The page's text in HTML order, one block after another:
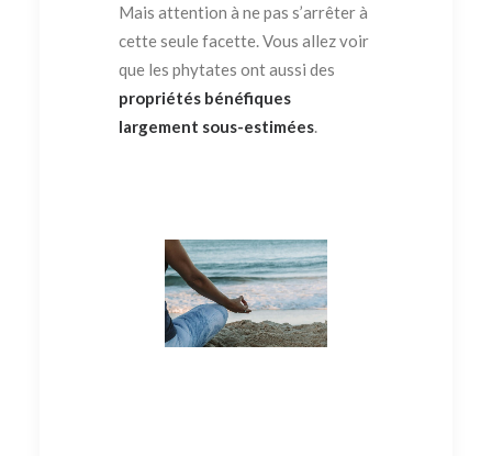
Mais attention à ne pas s’arrêter à
cette seule facette. Vous allez voir
que les phytates ont aussi des
propriétés bénéfiques
largement sous-estimées.